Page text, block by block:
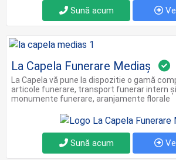
Sună acum
La Capela Funerare Mediaș
La Capela vă pune la dispozitie o gamă
articole funerare, transport funerar intern
monumente funerare, aranjamente florale
Sună acum